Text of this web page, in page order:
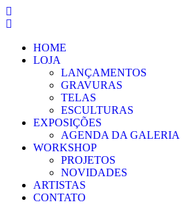
Pular
para
conteúdoHOME
LOJA
LANÇAMENTOS
GRAVURAS
TELAS
ESCULTURAS
EXPOSIÇÕES
AGENDA DA GALERIA
WORKSHOP
PROJETOS
NOVIDADES
ARTISTAS
CONTATO